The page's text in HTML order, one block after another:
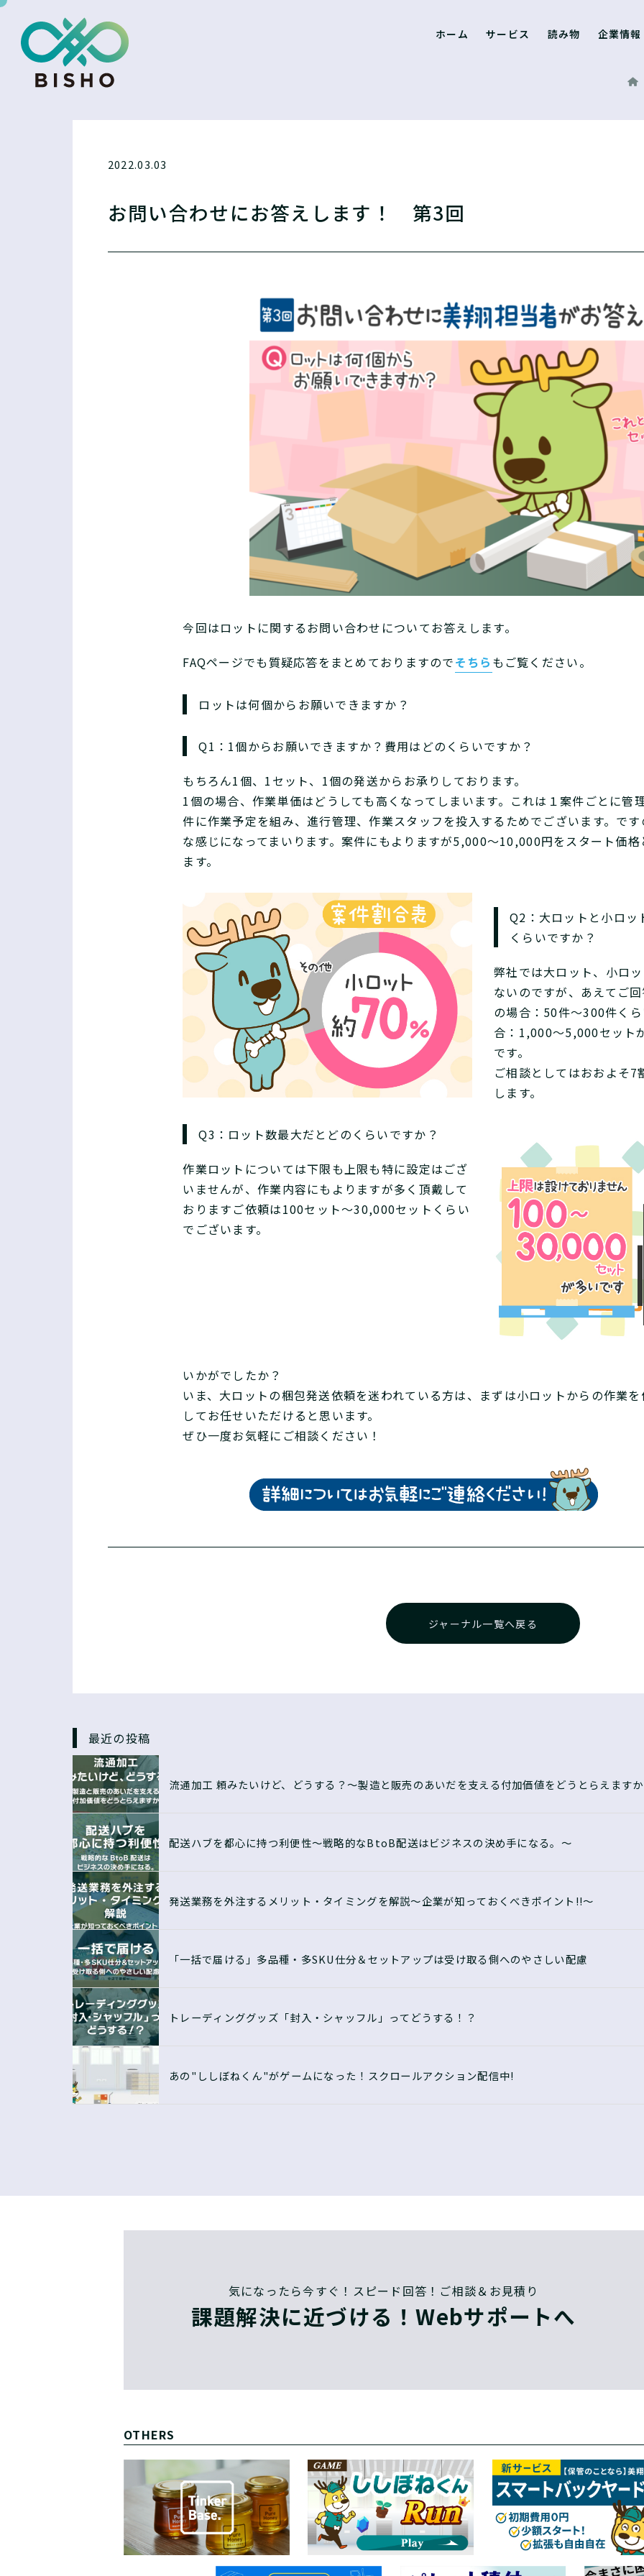
ホーム サービス 読み物 企業情報
2022.03.03
お問い合わせにお答えします！ 第3回
今回はロットに関するお問い合わせについてお答えします。
FAQページでも質疑応答をまとめておりますのでそちら もご覧ください。
ロットは何個からお願いできますか？
Q1：1個からお願いできますか？費用はどのくらいですか？
もちろん1個、1セット、1個の発送からお承りしております。
1個の場合、作業単価はどうしても高くなってしまいます。これは１案件ごとに管
件に作業予定を組み、進行管理、作業スタッフを投入するためでございます。で
な感じになってまいります。案件にもよりますが5,000〜10,000円をスタート価
ます。
Q2：大ロットと小ロッ
くらいですか？
弊社では大ロット、小ロ
ないのですが、あえてご
の場合：50件～300件く
合：1,000～5,000セット
です。
ご相談としてはおおよそ
します。
Q3：ロット数最大だとどのくらいですか？
作業ロットについては下限も上限も特に設定はござ
いませんが、作業内容にもよりますが多く頂戴して
おりますご依頼は100セット～30,000セットくらい
でございます。
いかがでしたか？
いま、大ロットの梱包発送依頼を迷われている方は、まずは小ロットからの作業
してお任せいただけると思います。
ぜひ一度お気軽にご相談ください！
ジャーナル一覧へ戻る
最近の投稿
流通加工 頼みたいけど、どうする？〜製造と販売のあいだを支える付加価値をどうとらえます
配送ハブを都心に持つ利便性〜戦略的なBtoB配送はビジネスの決め手になる。〜
発送業務を外注するメリット・タイミングを解説〜企業が知っておくべきポイント!!〜
「一括で届ける」多品種・多SKU仕分＆セットアップは受け取る側へのやさしい配慮
トレーディンググッズ「封入・シャッフル」ってどうする！？
あの"ししぼねくん"がゲームになった！スクロールアクション配信中!
気になったら今すぐ！スピード回答！ご相談＆お見積り
課題解決に近づける！Webサポートへ
OTHERS